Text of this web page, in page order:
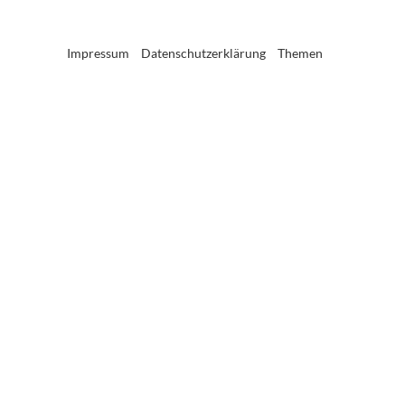
Impressum Datenschutzerklärung Themen